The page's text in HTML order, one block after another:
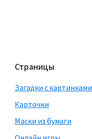
Страницы
Загадки с картинками
Карточки
Маски из бумаги